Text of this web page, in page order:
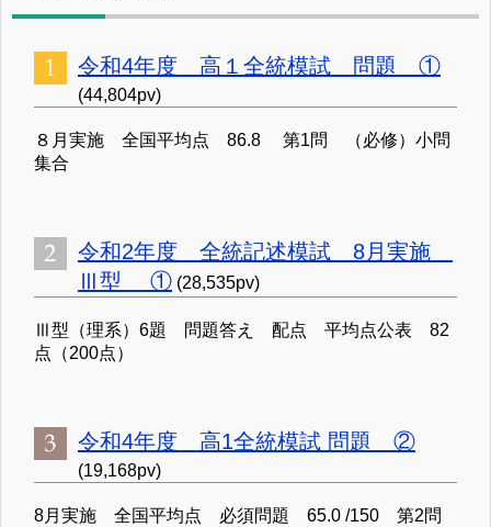
令和4年度 高１全統模試 問題 ①
(44,804pv)
８月実施 全国平均点 86.8 第1問 （必修）小問
集合
令和2年度 全統記述模試 8月実施
Ⅲ型 ① (28,535pv)
Ⅲ型（理系）6題 問題答え 配点 平均点公表 82
点（200点）
令和4年度 高1全統模試 問題 ②
(19,168pv)
8月実施 全国平均点 必須問題 65.0 /150 第2問